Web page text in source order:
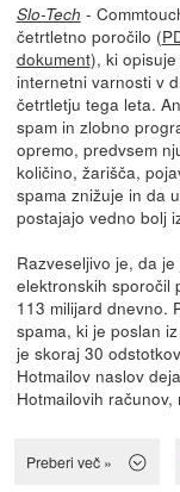
Slo-Tech -
četrtletno poročilo (
dokument), ki
internetni varnosti v
četrtletju tega leta.
spam in zlobno
opremo, predvsem
količino, žarišča,
spama znižuje in da
postajajo vedno bolj
Razveseljivo je, da
elektronskih sporočil
113 milijard dnevno.
spama, ki je poslan
je skoraj 30
Hotmailov naslov
Hotmailovih
Preberi več »